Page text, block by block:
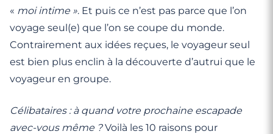
« moi intime ». Et puis ce n’est pas parce que l’on
voyage seul(e) que l’on se coupe du monde.
Contrairement aux idées reçues, le voyageur seul
est bien plus enclin à la découverte d’autrui que le
voyageur en groupe.
Célibataires : à quand votre prochaine escapade
avec-vous même ?Voilà les 10 raisons pour